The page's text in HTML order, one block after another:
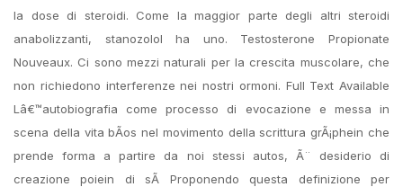
la dose di steroidi. Come la maggior parte degli altri steroidi
anabolizzanti, stanozolol ha uno. Testosterone Propionate
Nouveaux. Ci sono mezzi naturali per la crescita muscolare, che
non richiedono interferenze nei nostri ormoni. Full Text Available
Lâ€™autobiografia come processo di evocazione e messa in
scena della vita bÃ­os nel movimento della scrittura grÃ¡phein che
prende forma a partire da noi stessi autos, Ã¨ desiderio di
creazione poiein di sÃ Proponendo questa definizione per